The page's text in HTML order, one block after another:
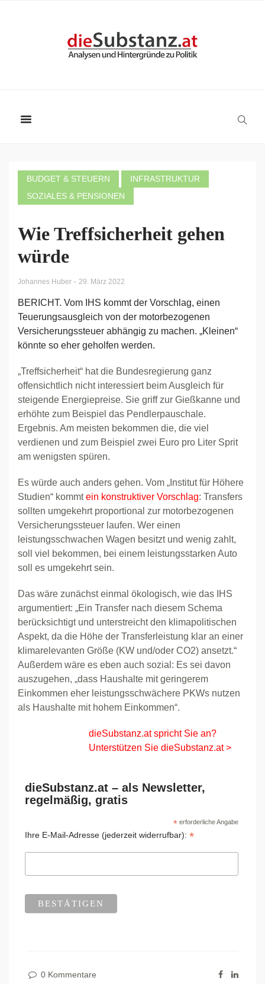
BUDGET & STEUERN
INFRASTRUKTUR
SOZIALES & PENSIONEN
Wie Treffsicherheit gehen
würde
Johannes Huber - 29. März 2022
BERICHT. Vom IHS kommt der Vorschlag, einen
Teuerungsausgleich von der motorbezogenen
Versicherungssteuer abhängig zu machen. „Kleinen“
könnte so eher geholfen werden.
„Treffsicherheit“ hat die Bundesregierung ganz
offensichtlich nicht interessiert beim Ausgleich für
steigende Energiepreise. Sie griff zur Gießkanne und
erhöhte zum Beispiel das Pendlerpauschale.
Ergebnis. Am meisten bekommen die, die viel
verdienen und zum Beispiel zwei Euro pro Liter Sprit
am wenigsten spüren.
Es würde auch anders gehen. Vom „Institut für Höhere
Studien“ kommtein konstruktiver Vorschlag: Transfers
sollten umgekehrt proportional zur motorbezogenen
Versicherungssteuer laufen. Wer einen
leistungsschwachen Wagen besitzt und wenig zahlt,
soll viel bekommen, bei einem leistungsstarken Auto
soll es umgekehrt sein.
Das wäre zunächst einmal ökologisch, wie das IHS
argumentiert: „Ein Transfer nach diesem Schema
berücksichtigt und unterstreicht den klimapolitischen
Aspekt, da die Höhe der Transferleistung klar an einer
klimarelevanten Größe (KW und/oder CO2) ansetzt.“
Außerdem wäre es eben auch sozial: Es sei davon
auszugehen, „dass Haushalte mit geringerem
Einkommen eher leistungsschwächere PKWs nutzen
als Haushalte mit hohem Einkommen“.
dieSubstanz.at spricht Sie an?
Unterstützen Sie dieSubstanz.at >
dieSubstanz.at – als Newsletter,
regelmäßig, gratis
*erforderliche Angabe
Ihre E-Mail-Adresse (jederzeit widerrufbar): *
0 Kommentare